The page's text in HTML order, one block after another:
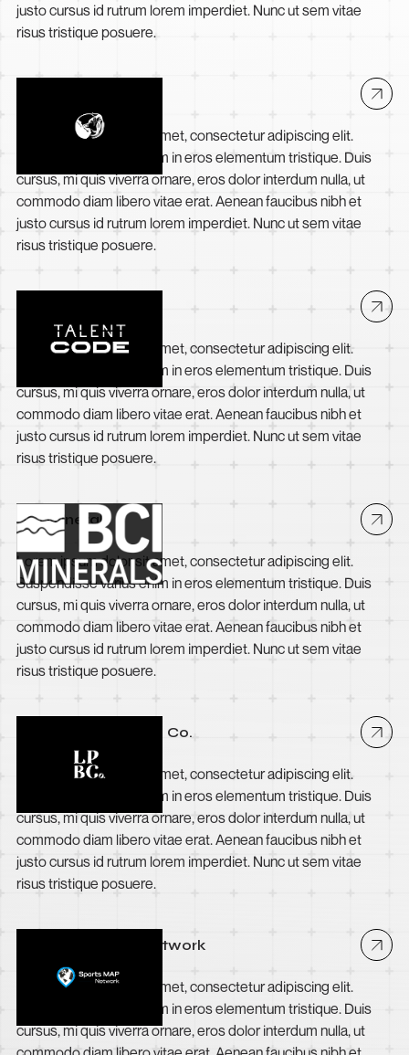
justo cursus id rutrum lorem imperdiet. Nunc ut sem vitae
risus tristique posuere.
Lorem ipsum dolor sit amet, consectetur adipiscing elit.
Suspendisse varius enim in eros elementum tristique. Duis
cursus, mi quis viverra ornare, eros dolor interdum nulla, ut
commodo diam libero vitae erat. Aenean faucibus nibh et
justo cursus id rutrum lorem imperdiet. Nunc ut sem vitae
risus tristique posuere.
Lorem ipsum dolor sit amet, consectetur adipiscing elit.
Suspendisse varius enim in eros elementum tristique. Duis
cursus, mi quis viverra ornare, eros dolor interdum nulla, ut
commodo diam libero vitae erat. Aenean faucibus nibh et
justo cursus id rutrum lorem imperdiet. Nunc ut sem vitae
risus tristique posuere.
BCI Minerals
Lorem ipsum dolor sit amet, consectetur adipiscing elit.
Suspendisse varius enim in eros elementum tristique. Duis
cursus, mi quis viverra ornare, eros dolor interdum nulla, ut
commodo diam libero vitae erat. Aenean faucibus nibh et
justo cursus id rutrum lorem imperdiet. Nunc ut sem vitae
risus tristique posuere.
Long Point Brewing Co.
Lorem ipsum dolor sit amet, consectetur adipiscing elit.
Suspendisse varius enim in eros elementum tristique. Duis
cursus, mi quis viverra ornare, eros dolor interdum nulla, ut
commodo diam libero vitae erat. Aenean faucibus nibh et
justo cursus id rutrum lorem imperdiet. Nunc ut sem vitae
risus tristique posuere.
The Sports MAP Network
Lorem ipsum dolor sit amet, consectetur adipiscing elit.
Suspendisse varius enim in eros elementum tristique. Duis
cursus, mi quis viverra ornare, eros dolor interdum nulla, ut